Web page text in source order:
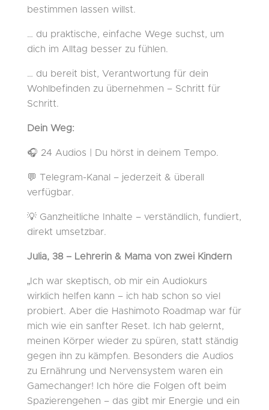
bestimmen lassen willst.
… du praktische, einfache Wege suchst, um
dich im Alltag besser zu fühlen.
… du bereit bist, Verantwortung für dein
Wohlbefinden zu übernehmen – Schritt für
Schritt.
Dein Weg:
🎧 24 Audios | Du hörst in deinem Tempo.
💬 Telegram-Kanal – jederzeit & überall
verfügbar.
💡 Ganzheitliche Inhalte – verständlich, fundiert,
direkt umsetzbar.
Julia, 38 – Lehrerin & Mama von zwei Kindern
„Ich war skeptisch, ob mir ein Audiokurs
wirklich helfen kann – ich hab schon so viel
probiert. Aber die Hashimoto Roadmap war für
mich wie ein sanfter Reset. Ich hab gelernt,
meinen Körper wieder zu spüren, statt ständig
gegen ihn zu kämpfen. Besonders die Audios
zu Ernährung und Nervensystem waren ein
Gamechanger! Ich höre die Folgen oft beim
Spazierengehen – das gibt mir Energie und ein